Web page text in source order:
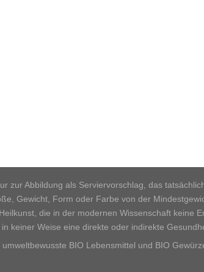
zur Abbildung als Serviervorschlag, das
Gewicht, Form oder Farbe von der
die in der modernen Wissenschaft keine
keiner Weise eine direkte oder indirekte
BIO Lebensmittel und BIO